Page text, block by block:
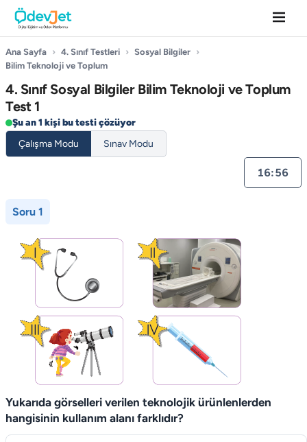
Ana Sayfa › 4. Sınıf Testleri › Sosyal Bilgiler ›
Bilim Teknoloji ve Toplum
4. Sınıf Sosyal Bilgiler Bilim Teknoloji ve Toplum
Test 1
Şu an 1 kişi bu testi çözüyor
Çalışma Modu
Sınav Modu
16:55
Soru 1
Yukarıda görselleri verilen teknolojik ürünlenlerden
hangisinin kullanım alanı farklıdır?